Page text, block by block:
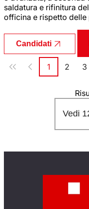
saldatura e rifinitura
officina e rispetto
Candidati
Paginazione
Pagina
1 Pagina
2 3
Vedi